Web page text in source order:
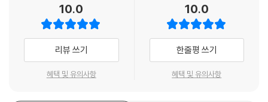
물들과의 새로운 관계에 대한 가능성이다. 댄디는 사물들을 구원하는 대속
자다. 그는 그의 우아함으로 사물들의 ‘상품’이라는 원죄를 말소시킨다.
---「오드라덱의 세계」중에서
앎의 과정에서 유령이 수행하는 역할은 이루 말할 수 없이 중요하다. 때문
에 어떤 의미에서는 유령이 지성의 필수 조건이라고도 할 수 있다. 아리스
이러한 주제들을 하나로 묶어주는 것은 인류의 문화가 당장은 눈에 보이지
않는 무엇, 즉 ‘유령’과 항상 관계를 유지하려고 노력해왔다는 사실에 있다.
『행간』은 바로 이 거대한 테마 속에서 읽을 수 있는 행(行)들의 관계를 연
구한다. 벤야민적 비평과 바르부르크적 분석 방식을 과감하게 혼용하면서
아감벤은 아베로의 철학과 보들레르의 시, 단테의 시와 소쉬르의 기호학
10.0
리뷰 쓰기
혜택 및 유의사항
10.0
한줄평 쓰기
혜택 및 유의사항